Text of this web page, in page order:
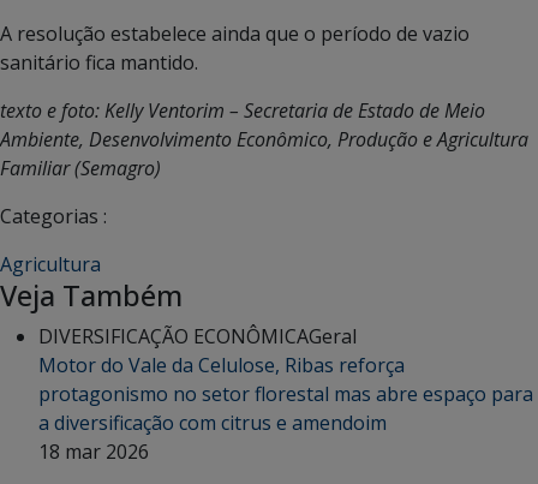
A resolução estabelece ainda que o período de vazio
sanitário fica mantido.
texto e foto: Kelly Ventorim – Secretaria de Estado de Meio
Ambiente, Desenvolvimento Econômico, Produção e Agricultura
Familiar (Semagro)
Categorias :
Agricultura
Veja Também
DIVERSIFICAÇÃO ECONÔMICAGeral
Motor do Vale da Celulose, Ribas reforça
protagonismo no setor florestal mas abre espaço para
a diversificação com citrus e amendoim
18 mar 2026